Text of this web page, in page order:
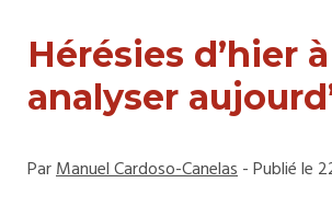
Hérésies d’hier à
analyser
ParManuel Cardoso-Canelas- Publié le